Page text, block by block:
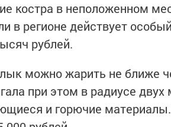
костра в неположенном
в регионе действует
рублей.
можно жарить не ближе
при этом в радиусе
и горючие